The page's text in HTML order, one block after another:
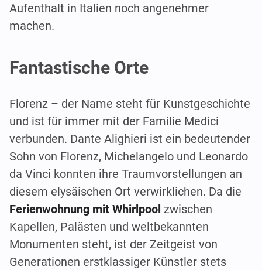
Aufenthalt in Italien noch angenehmer
machen.
Fantastische Orte
Florenz – der Name steht für Kunstgeschichte
und ist für immer mit der Familie Medici
verbunden. Dante Alighieri ist ein bedeutender
Sohn von Florenz, Michelangelo und Leonardo
da Vinci konnten ihre Traumvorstellungen an
diesem elysäischen Ort verwirklichen. Da die
Ferienwohnung mit Whirlpool zwischen
Kapellen, Palästen und weltbekannten
Monumenten steht, ist der Zeitgeist von
Generationen erstklassiger Künstler stets